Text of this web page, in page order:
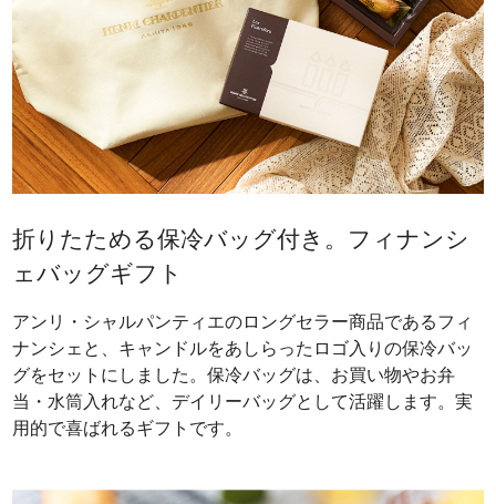
折りたためる保冷バッグ付き。フィナンシ
ェバッグギフト
アンリ・シャルパンティエのロングセラー商品であるフィ
ナンシェと、キャンドルをあしらったロゴ入りの保冷バッ
グをセットにしました。保冷バッグは、お買い物やお弁
当・水筒入れなど、デイリーバッグとして活躍します。実
用的で喜ばれるギフトです。